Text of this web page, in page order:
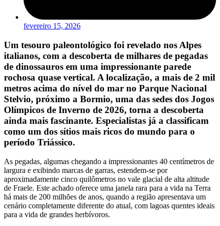
fevereiro 15, 2026
Um tesouro paleontológico foi revelado nos Alpes
italianos, com a descoberta de milhares de pegadas
de dinossauros em uma impressionante parede
rochosa quase vertical. A localização, a mais de 2 mil
metros acima do nível do mar no Parque Nacional
Stelvio, próximo a Bormio, uma das sedes dos Jogos
Olímpicos de Inverno de 2026, torna a descoberta
ainda mais fascinante. Especialistas já a classificam
como um dos sítios mais ricos do mundo para o
período Triássico.
As pegadas, algumas chegando a impressionantes 40 centímetros de
largura e exibindo marcas de garras, estendem-se por
aproximadamente cinco quilômetros no vale glacial de alta altitude
de Fraele. Este achado oferece uma janela rara para a vida na Terra
há mais de 200 milhões de anos, quando a região apresentava um
cenário completamente diferente do atual, com lagoas quentes ideais
para a vida de grandes herbívoros.